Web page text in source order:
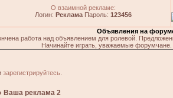
О взаимной рекламе:
Логин: РекламаПароль: 123456
Объявления на
работа над объявлением для ролевой.
Начинайте играть, уважаемые
зарегистрируйтесь.
Ваша реклама 2